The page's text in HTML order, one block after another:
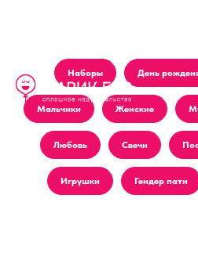
Наборы День
Мальчики Женские
Любовь Свечи
Игрушки Гендер пати